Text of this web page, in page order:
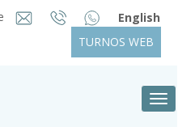
English
TURNOS WEB